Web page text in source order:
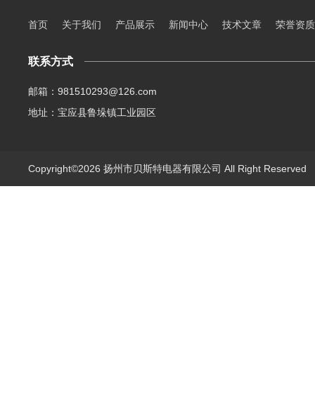
首页 关于我们 产品展示 新闻中心 技术文章 荣誉资质
联系方式
邮箱：981510293@126.com
地址：宝应县鲁垛镇工业园区
Copyright©2026 扬州市贝斯特电器有限公司 All Right